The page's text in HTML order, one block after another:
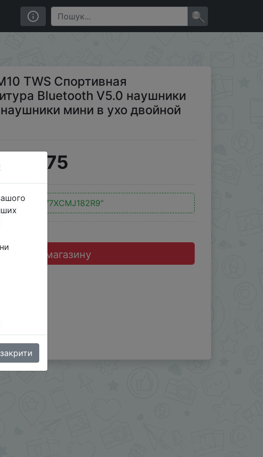
V5.0 наушники HiFi AAC 3D стерео наушники мини в ухо
TWS Спортивная
Bluetooth V5.0 наушники
мини в ухо двойной
$19.75
"277XCMJ182R9"
до магазину
закрити